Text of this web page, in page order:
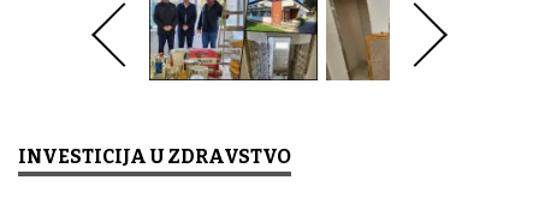
INVESTICIJA U ZDRAVSTVO